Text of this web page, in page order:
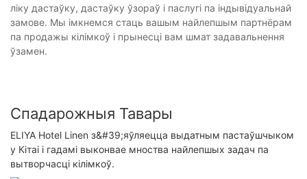
ліку дастаўку, дастаўку ўзораў і паслугі па індывідуальнай
замове. Мы імкнемся стаць вашым найлепшым партнёрам
па продажы кілімкоў і прынесці вам шмат задавальнення
ўзамен.
Спадарожныя Тавары
ELIYA Hotel Linen з&#39;яўляецца выдатным пастаўшчыком
у Кітаі і гадамі выконвае мноства найлепшых задач па
вытворчасці кілімкоў.